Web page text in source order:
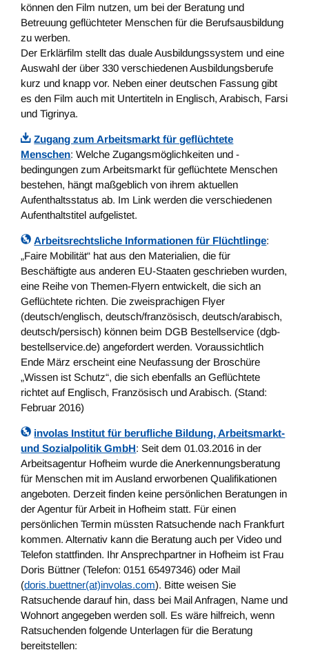
können den Film nutzen, um bei der Beratung und
Betreuung geflüchteter Menschen für die Berufsausbildung
zu werben.
Der Erklärfilm stellt das duale Ausbildungssystem und eine
Auswahl der über 330 verschiedenen Ausbildungsberufe
kurz und knapp vor. Neben einer deutschen Fassung gibt
es den Film auch mit Untertiteln in Englisch, Arabisch, Farsi
und Tigrinya.
Zugang zum Arbeitsmarkt für geflüchtete
Menschen: Welche Zugangsmöglichkeiten und -
bedingungen zum Arbeitsmarkt für geflüchtete Menschen
bestehen, hängt maßgeblich von ihrem aktuellen
Aufenthaltsstatus ab. Im Link werden die verschiedenen
Aufenthaltstitel aufgelistet.
Arbeitsrechtsliche Informationen für Flüchtlinge:
„Faire Mobilität“ hat aus den Materialien, die für
Beschäftigte aus anderen EU-Staaten geschrieben wurden,
eine Reihe von Themen-Flyern entwickelt, die sich an
Geflüchtete richten. Die zweisprachigen Flyer
(deutsch/englisch, deutsch/französisch, deutsch/arabisch,
deutsch/persisch) können beim DGB Bestellservice (dgb-
bestellservice.de) angefordert werden. Voraussichtlich
Ende März erscheint eine Neufassung der Broschüre
„Wissen ist Schutz“, die sich ebenfalls an Geflüchtete
richtet auf Englisch, Französisch und Arabisch. (Stand:
Februar 2016)
involas Institut für berufliche Bildung, Arbeitsmarkt-
und Sozialpolitik GmbH: Seit dem 01.03.2016 in der
Arbeitsagentur Hofheim wurde die Anerkennungsberatung
für Menschen mit im Ausland erworbenen Qualifikationen
angeboten. Derzeit finden keine persönlichen Beratungen in
der Agentur für Arbeit in Hofheim statt. Für einen
persönlichen Termin müssten Ratsuchende nach Frankfurt
kommen. Alternativ kann die Beratung auch per Video und
Telefon stattfinden. Ihr Ansprechpartner in Hofheim ist Frau
Doris Büttner (Telefon: 0151 65497346) oder Mail
(doris.buettner(at)involas.com). Bitte weisen Sie
Ratsuchende darauf hin, dass bei Mail Anfragen, Name und
Wohnort angegeben werden soll. Es wäre hilfreich, wenn
Ratsuchenden folgende Unterlagen für die Beratung
bereitstellen: